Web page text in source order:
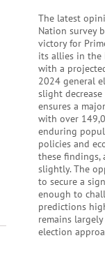
The latest
Nation survey
victory for
its allies in the
with a
2024 general
slight
ensures a
with over
enduring
policies and
these findings,
slightly. The
to secure a
enough to
predictions
remains
election